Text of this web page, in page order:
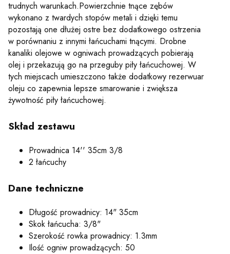
trudnych warunkach.Powierzchnie tnące zębów
wykonano z twardych stopów metali i dzięki temu
pozostają one dłużej ostre bez dodatkowego ostrzenia
w porównaniu z innymi łańcuchami tnącymi. Drobne
kanaliki olejowe w ogniwach prowadzących pobierają
olej i przekazują go na przeguby piły łańcuchowej. W
tych miejscach umieszczono także dodatkowy rezerwuar
oleju co zapewnia lepsze smarowanie i zwiększa
żywotność piły łańcuchowej.
Skład zestawu
Prowadnica 14'' 35cm 3/8
2 łańcuchy
Dane techniczne
Długość prowadnicy: 14" 35cm
Skok łańcucha: 3/8"
Szerokość rowka prowadnicy: 1.3mm
Ilość ogniw prowadzących: 50